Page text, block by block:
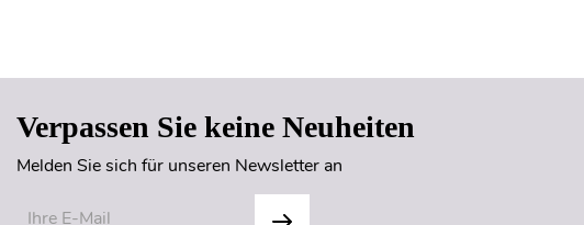
Verpassen Sie keine Neuheiten
Melden Sie sich für unseren Newsletter an